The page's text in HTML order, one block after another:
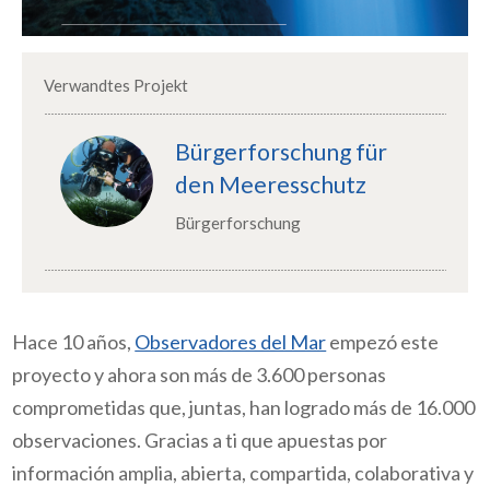
Verwandtes Projekt
Bürgerforschung für
den Meeresschutz
Bürgerforschung
Hace 10 años, Observadores del Marempezó este
proyecto y ahora son más de 3.600 personas
comprometidas que, juntas, han logrado más de 16.000
observaciones. Gracias a ti que apuestas por
información amplia, abierta, compartida, colaborativa y